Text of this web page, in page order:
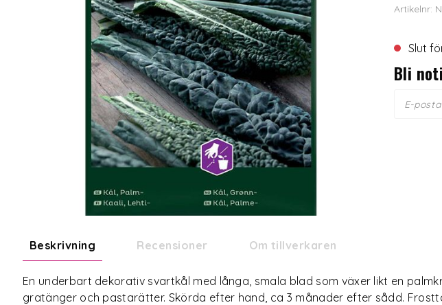
Artikelnr:
Slut
Bli
Beskrivning Recensioner Om tillverkaren
En underbart dekorativ svartkål med långa, smala blad som växer likt en
gratänger och pastarätter. Skörda efter hand, ca 3 månader efter sådd.